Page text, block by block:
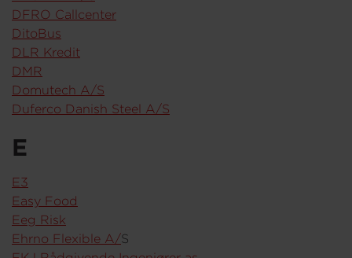
DFRO Callcenter
DitoBus
DLR Kredit
DMR
Domutech A/S
Duferco Danish Steel A/S
E
E3
Easy Food
Eeg Risk
Ehrno Flexible A/S